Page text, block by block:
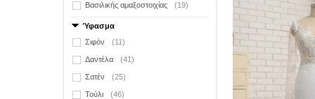
Βασιλικής αμαξοστοιχίας (19)
Ύφασμα
Σιφόν
(11)
Δαντέλα (41)
Σατέν (25)
Τούλι (46)